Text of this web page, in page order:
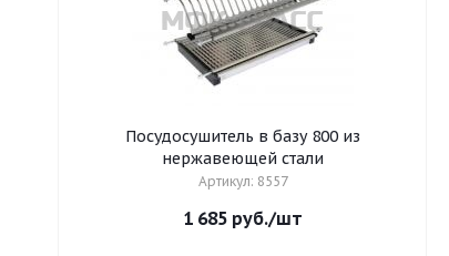
Посудосушитель в базу 800 из
нержавеющей стали
Артикул: 8557
1 685 руб./шт